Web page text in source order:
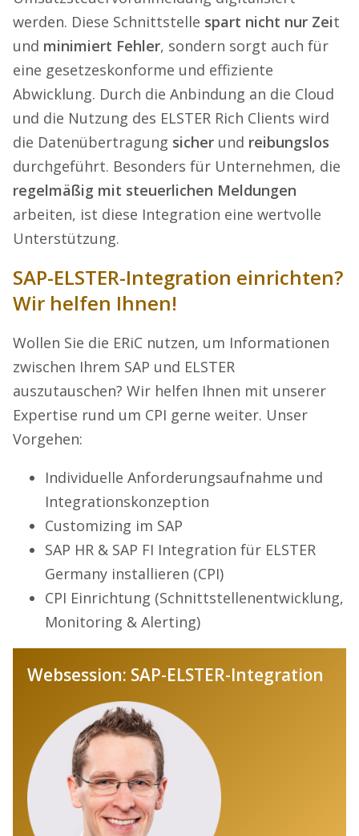
werden. Diese Schnittstelle spart nicht nur Zeit
und minimiert Fehler, sondern sorgt auch für
eine gesetzeskonforme und effiziente
Abwicklung. Durch die Anbindung an die Cloud
und die Nutzung des ELSTER Rich Clients wird
die Datenübertragung sicher und reibungslos
durchgeführt. Besonders für Unternehmen, die
regelmäßig mit steuerlichen Meldungen
arbeiten, ist diese Integration eine wertvolle
Unterstützung.
SAP-ELSTER-Integration einrichten?
Wir helfen Ihnen!
Wollen Sie die ERiC nutzen, um Informationen
zwischen Ihrem SAP und ELSTER
auszutauschen? Wir helfen Ihnen mit unserer
Expertise rund um CPI gerne weiter. Unser
Vorgehen:
Individuelle Anforderungsaufnahme und
Integrationskonzeption
Customizing im SAP
SAP HR & SAP FI Integration für ELSTER
Germany installieren (CPI)
CPI Einrichtung (Schnittstellenentwicklung,
Monitoring & Alerting)
Websession: SAP-ELSTER-Integration